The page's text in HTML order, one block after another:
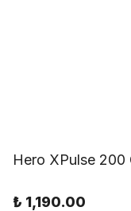
Hero XPulse 200
₺ 1,190.00